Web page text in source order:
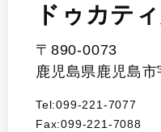
ドゥカテ
〒890-0073
鹿児島県鹿児島
Tel:099-221-7077
Fax:099-221-7088